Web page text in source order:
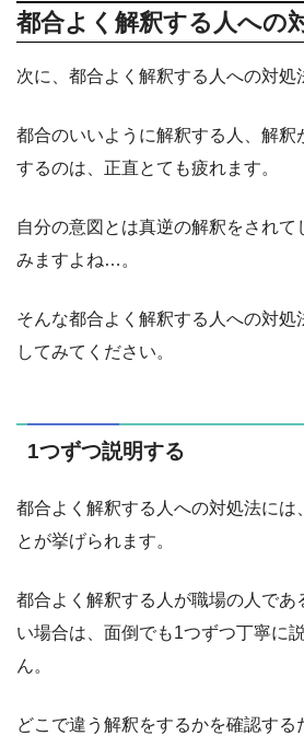
都合よく解釈する人への
次に、都合よく解釈する人への対処
都合のいいように解釈する人、解釈
するのは、正直とても疲れます。
自分の意図とは真逆の解釈をされて
みますよね…。
そんな都合よく解釈する人への対処
してみてください。
1つずつ説明する
都合よく解釈する人への対処法には
とが挙げられます。
都合よく解釈する人が職場の人であ
い場合は、面倒でも1つずつ丁寧に
ん。
どこで違う解釈をするかを確認する